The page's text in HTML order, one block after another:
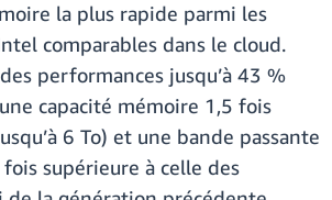
la plus rapide parmi les
comparables dans le cloud.
performances jusqu’à 43 %
capacité mémoire 1,5 fois
6 To) et une bande passante
supérieure à celle des